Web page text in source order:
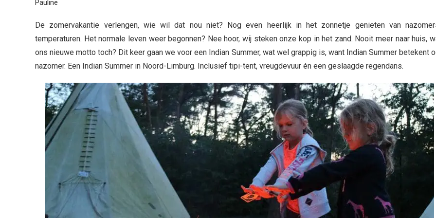
Pauline
De zomervakantie verlengen, wie wil dat nou niet? Nog even heerlijk in het zonnetje genieten van
temperaturen. Het normale leven weer begonnen? Nee hoor, wij steken onze kop in het zand. Nooit meer naar huis,
ons nieuwe motto toch? Dit keer gaan we voor een Indian Summer, wat wel grappig is, want Indian Summer betekent
nazomer. Een Indian Summer in Noord-Limburg. Inclusief tipi-tent, vreugdevuur én een geslaagde regendans.